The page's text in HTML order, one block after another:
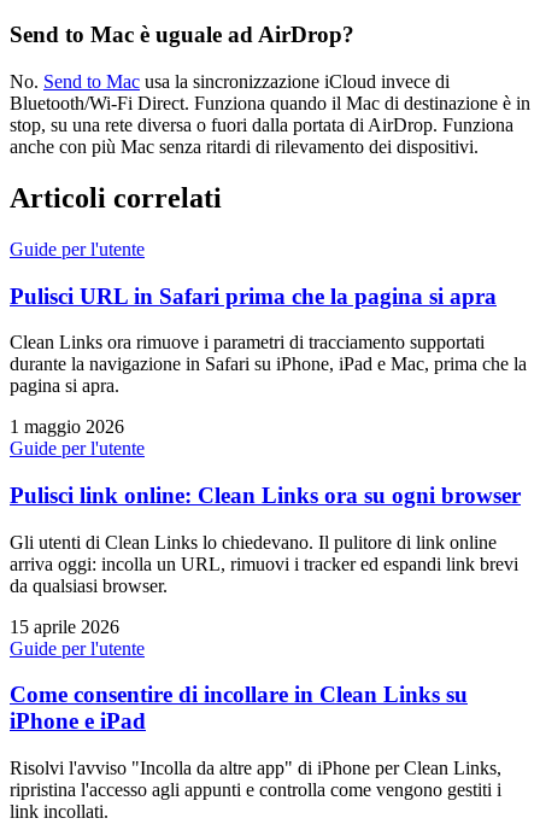
Send to Mac è uguale ad AirDrop?
No. Send to Mac usa la sincronizzazione iCloud invece di
Bluetooth/Wi-Fi Direct. Funziona quando il Mac di destinazione è in
stop, su una rete diversa o fuori dalla portata di AirDrop. Funziona
anche con più Mac senza ritardi di rilevamento dei dispositivi.
Articoli correlati
Guide per l'utente
Pulisci URL in Safari prima che la pagina si apra
Clean Links ora rimuove i parametri di tracciamento supportati
durante la navigazione in Safari su iPhone, iPad e Mac, prima che la
pagina si apra.
1 maggio 2026
Guide per l'utente
Pulisci link online: Clean Links ora su ogni browser
Gli utenti di Clean Links lo chiedevano. Il pulitore di link online
arriva oggi: incolla un URL, rimuovi i tracker ed espandi link brevi
da qualsiasi browser.
15 aprile 2026
Guide per l'utente
Come consentire di incollare in Clean Links su
iPhone e iPad
Risolvi l'avviso "Incolla da altre app" di iPhone per Clean Links,
ripristina l'accesso agli appunti e controlla come vengono gestiti i
link incollati.